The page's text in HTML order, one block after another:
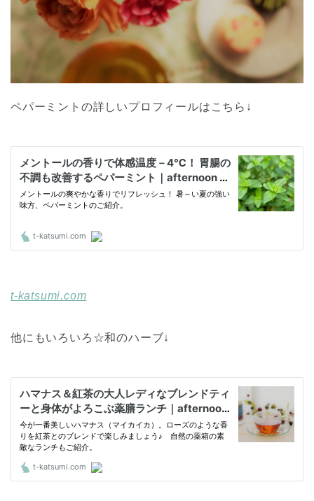
ペパーミントの詳しいプロフィールはこちら↓
t-katsumi.com
他にもいろいろ☆和のハーブ↓